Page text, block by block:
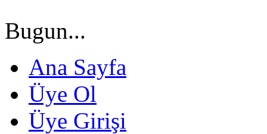
Bugun...
Ana Sayfa
Üye Ol
Üye Girişi